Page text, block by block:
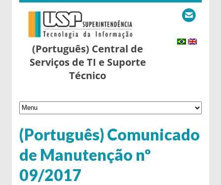
(Português) Central de
Serviços de TI e Suporte
Técnico
(Português) Comunicado
de Manutenção nº
09/2017